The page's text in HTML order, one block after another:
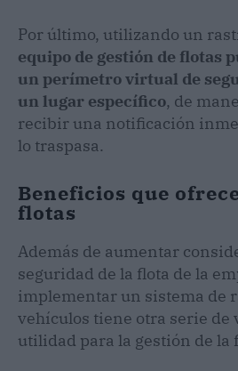
Por último, utilizando un
equipo de gestión de flotas
un perímetro virtual de
un lugar específico, de
recibir una notificación
lo traspasa.
Beneficios que
flotas
Además de aumentar
seguridad de la flota de la
implementar un sistema de
vehículos tiene otra serie de
utilidad para la gestión de la